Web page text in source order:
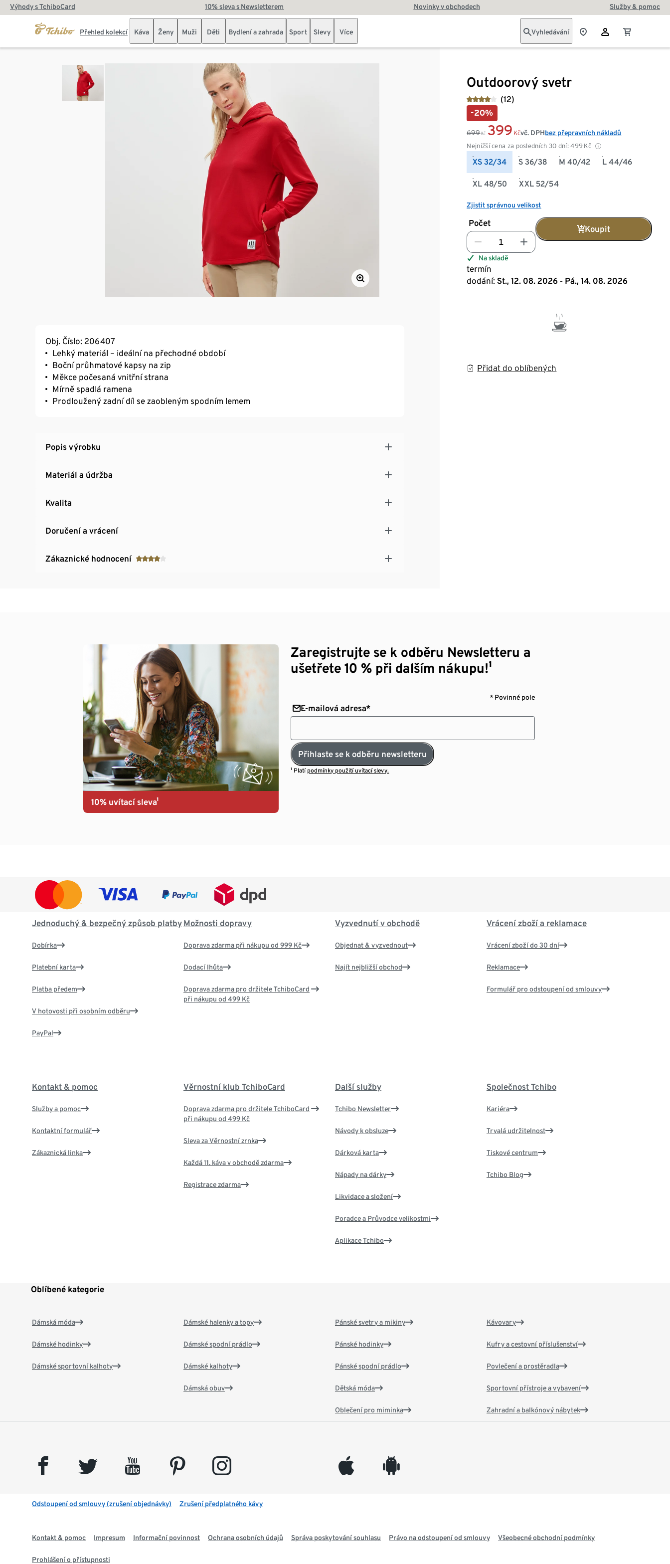
Výhody s TchiboCard 10% sleva s Newsletterem Novinky v obchodech Služby & pomoc
Přehled kolekcí Káva Ženy Muži Děti Bydlení a zahrada Sport Slevy Více Vyhledávání
Outdoorový svetr
(12)
-20%
699 Kč 399 Kč
Nejnižší cena za posledních 30 dní: 499 Kč
vč. DPHbez přepravních nákladů
XS 32/34 S 36/38 M 40/42 L 44/46
XL 48/50 XXL 52/54
Zjistit správnou velikost
Počet
Koupit
Na skladě
termín
dodání: St., 12. 08. 2026 - Pá., 14. 08. 2026
Přidat do oblíbených
Obj. Číslo: 206407
Lehký materiál – ideální na přechodné období
Boční průhmatové kapsy na zip
Měkce počesaná vnitřní strana
Mírně spadlá ramena
Prodloužený zadní díl se zaobleným spodním lemem
Popis výrobku
Materiál a údržba
Kvalita
Doručení a vrácení
Zákaznické hodnocení
10% uvítací sleva¹
Zaregistrujte se k odběru Newsletteru a
ušetřete 10 % při dalším nákupu!¹
* Povinné pole
E-mailová adresa*
Přihlaste se k odběru newsletteru
¹ Platí podmínky použití uvítací slevy.
Jednoduchý & bezpečný způsob platby
Dobírka
Platební karta
Platba předem
V hotovosti při osobním odběru
PayPal
Možnosti dopravy
Doprava zdarma při nákupu od 999 Kč
Dodací lhůta
Doprava zdarma pro držitele TchiboCard
při nákupu od 499 Kč
Vyzvednutí v obchodě
Objednat & vyzvednout
Najít nejbližší obchod
Vrácení zboží a reklamace
Vrácení zboží do 30 dní
Reklamace
Formulář pro odstoupení od smlouvy
Kontakt & pomoc
Služby a pomoc
Kontaktní formulář
Zákaznická linka
Věrnostní klub TchiboCard
Doprava zdarma pro držitele TchiboCard
při nákupu od 499 Kč
Sleva za Věrnostní zrnka
Každá 11. káva v obchodě zdarma
Registrace zdarma
Další služby
Tchibo Newsletter
Návody k obsluze
Dárková karta
Nápady na dárky
Likvidace a složení
Poradce a Průvodce velikostmi
Aplikace Tchibo
Společnost Tchibo
Kariéra
Trvalá udržitelnost
Tiskové centrum
Tchibo Blog
Oblíbené kategorie
Dámská móda
Dámské hodinky
Dámské sportovní kalhoty
Dámské halenky a topy
Dámské spodní prádlo
Dámské kalhoty
Dámská obuv
Pánské svetry a mikiny
Pánské hodinky
Pánské spodní prádlo
Dětská móda
Oblečení pro miminka
Kávovary
Kufry a cestovní příslušenství
Povlečení a prostěradla
Sportovní přístroje a vybavení
Zahradní a balkónový nábytek
facebook twitter youtube pinterest instagram appleinc android
Odstoupení od smlouvy (zrušení objednávky) Zrušení předplatného kávy
Kontakt & pomoc Impresum Informační povinnost Ochrana osobních údajů Správa poskytování souhlasu Právo na odstoupení od smlouvy Všeobecné obchodní podmínky
Prohlášení o přístupnosti